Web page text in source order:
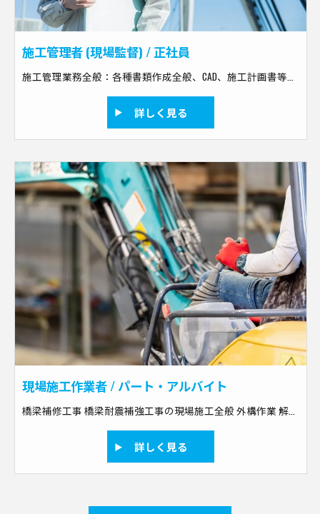
施工管理者 (現場監督) / 正社員
詳しく見る
現場施工作業者 / パート・アルバイト
橋梁補修工事 橋梁耐震補強工事の現場施工全般 外構作業 解体作業 土木作業のスペシャリスト 備考：経験不問
詳しく見る